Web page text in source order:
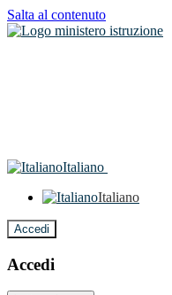
Salta al contenuto
Italiano
Italiano
Accedi
Accedi